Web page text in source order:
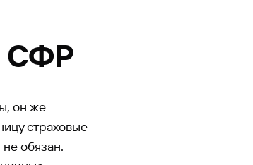
СФР
он же
страховые
обязан.